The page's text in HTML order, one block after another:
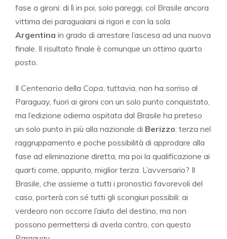
fase a gironi: di lì in poi, solo pareggi, col Brasile ancora
vittima dei paraguaiani ai rigori e con la sola
Argentina in grado di arrestare l’ascesa ad una nuova
finale. Il risultato finale è comunque un ottimo quarto
posto.
Il Centenario della Copa, tuttavia, non ha sorriso al
Paraguay, fuori ai gironi con un solo punto conquistato,
ma l’edizione odierna ospitata dal Brasile ha preteso
un solo punto in più alla nazionale di Berizzo: terza nel
raggruppamento e poche possibilità di approdare alla
fase ad eliminazione diretta, ma poi la qualificazione ai
quarti come, appunto, miglior terza. L’avversario? Il
Brasile, che assieme a tutti i pronostici favorevoli del
caso, porterà con sé tutti gli scongiuri possibili: ai
verdeoro non occorre l’aiuto del destino, ma non
possono permettersi di averla contro, con questo